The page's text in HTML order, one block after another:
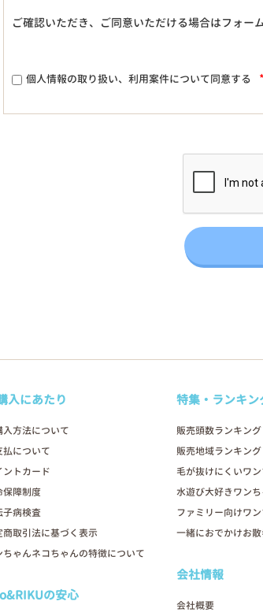
ご確認いただき、ご同意いただける場合はフォー
個人情報の取り扱い、利用案件について同意する *
入にあたり
入方法について
払について
ントカード
保障制度
子病検査
商取引法に基づく表示
ちゃんネコちゃんの特徴について
の安心
特集・ランキン
販売頭数ランキング
販売地域ランキング
毛が抜けにくいワ
水遊び大好きワン
ファミリー向けワ
一緒におでかけお
会社情報
会社概要